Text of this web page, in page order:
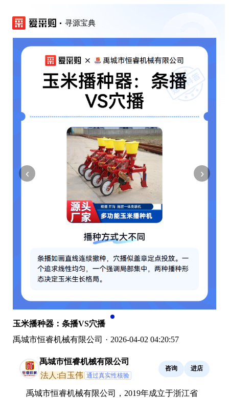
寻源宝典
‹ ›
玉米播种器：条播VS穴播
禹城市恒睿机械有限公司 · 2026-04-02 04:20:57
禹城市恒睿机械有限公司
法人:白玉伟 通过真实性核验
咨询 进店
禹城市恒睿机械有限公司，2019年成立于浙江省